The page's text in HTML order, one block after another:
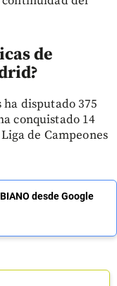
de
ha disputado 375
conquistado 14
de Campeones
desde Google